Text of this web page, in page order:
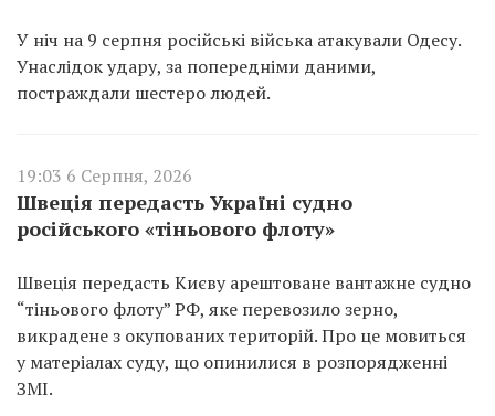
У ніч на 9 серпня російські війська атакували Одесу.
Унаслідок удару, за попередніми даними,
постраждали шестеро людей.
19:03 6 Серпня, 2026
Швеція передасть Україні судно
російського «тіньового флоту»
Швеція передасть Києву арештоване вантажне судно
“тіньового флоту” РФ, яке перевозило зерно,
викрадене з окупованих територій. Про це мовиться
у матеріалах суду, що опинилися в розпорядженні
ЗМІ.